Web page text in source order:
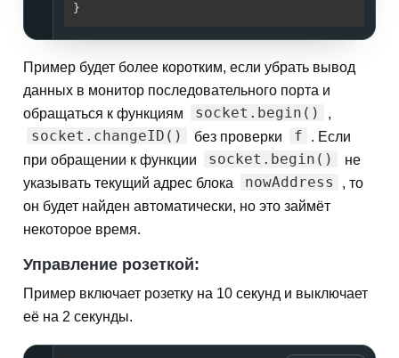
}
Пример будет более коротким, если убрать вывод
данных в монитор последовательного порта и
обращаться к функциям
socket.begin() ,
socket.changeID() без проверки f
. Если
при обращении к функции
socket.begin()
не
указывать текущий адрес блока
nowAddress
, то
он будет найден автоматически, но это займёт
некоторое время.
Управление розеткой:
Пример включает розетку на 10 секунд и выключает
её на 2 секунды.